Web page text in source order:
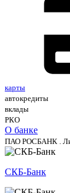
карты
автокредиты
вклады
РКО
О банке
ПАО РОСБАНК .
СКБ-Банк